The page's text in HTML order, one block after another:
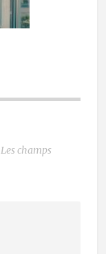
Les champs